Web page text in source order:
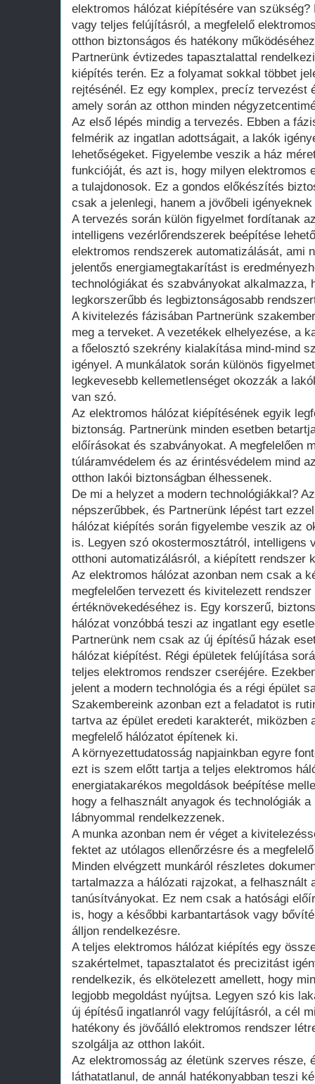
elektromos hálózat kiépítésére van
vagy teljes felújításról, a megfelelő
otthon biztonságos és hatékony
Partnerünk évtizedes tapasztalattal
kiépítés terén. Ez a folyamat sokkal többet
rejtésénél. Ez egy komplex, precíz tervezést
amely során az otthon minden
Az első lépés mindig a tervezés. Ebben a
felmérik az ingatlan adottságait, a lakók
lehetőségeket. Figyelembe veszik a ház
funkcióját, és azt is, hogy milyen elektromos
a tulajdonosok. Ez a gondos előkészítés
csak a jelenlegi, hanem a jövőbeli
A tervezés során külön figyelmet fordítanak
intelligens vezérlőrendszerek beépítése
elektromos rendszerek automatizálását, ami
jelentős energiamegtakarítást is
technológiákat és szabványokat alkalmazza,
legkorszerűbb és legbiztonságosabb
A kivitelezés fázisában Partnerünk
meg a terveket. A vezetékek elhelyezése, a
a főelosztó szekrény kialakítása mind-mind
igényel. A munkálatok során különös
legkevesebb kellemetlenséget okozzák a
van szó.
Az elektromos hálózat kiépítésének egyik
biztonság. Partnerünk minden esetben
előírásokat és szabványokat. A megfelelően
túláramvédelem és az érintésvédelem mind
otthon lakói biztonságban élhessenek.
De mi a helyzet a modern technológiákkal?
népszerűbbek, és Partnerünk lépést tart
hálózat kiépítés során figyelembe veszik az
is. Legyen szó okostermosztátról, intelligens
otthoni automatizálásról, a kiépített rendszer
Az elektromos hálózat azonban nem csak a
megfelelően tervezett és kivitelezett
értéknövekedéséhez is. Egy korszerű,
hálózat vonzóbbá teszi az ingatlant egy
Partnerünk nem csak az új építésű házak
hálózat kiépítést. Régi épületek felújítása
teljes elektromos rendszer cseréjére.
jelent a modern technológia és a régi épület
Szakembereink azonban ezt a feladatot is
tartva az épület eredeti karakterét, miközben
megfelelő hálózatot építenek ki.
A környezettudatosság napjainkban egyre
ezt is szem előtt tartja a teljes elektromos
energiatakarékos megoldások beépítése
hogy a felhasznált anyagok és technológiák
lábnyommal rendelkezzenek.
A munka azonban nem ér véget a
fektet az utólagos ellenőrzésre és a
Minden elvégzett munkáról részletes
tartalmazza a hálózati rajzokat, a felhasznált
tanúsítványokat. Ez nem csak a hatósági
is, hogy a későbbi karbantartások vagy
álljon rendelkezésre.
A teljes elektromos hálózat kiépítés egy
szakértelmet, tapasztalatot és precizitást
rendelkezik, és elkötelezett amellett, hogy
legjobb megoldást nyújtsa. Legyen szó kis
új építésű ingatlanról vagy felújításról, a cél
hatékony és jövőálló elektromos rendszer
szolgálja az otthon lakóit.
Az elektromosság az életünk szerves része,
láthatatlanul, de annál hatékonyabban teszi